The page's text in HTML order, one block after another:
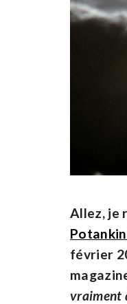
Allez, je
février
vraiment